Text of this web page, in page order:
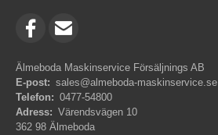
Älmeboda Maskinservice Försäljnings AB
E-post: sales@almeboda-maskinservice.se
Telefon: 0477-54800
Adress: Värendsvägen 10
362 98 Älmeboda